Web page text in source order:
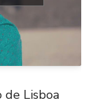
de Lisboa